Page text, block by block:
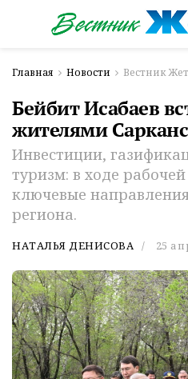
Главная Новости Вестник
Бейбит Исабаев
жителями
Инвестиции,
туризм: в ходе
ключевые
региона.
НАТАЛЬЯ ДЕНИСОВА 25